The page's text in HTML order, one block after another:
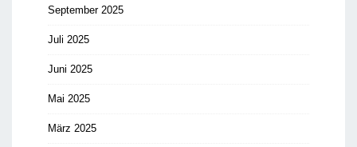
September 2025
Juli 2025
Juni 2025
Mai 2025
März 2025